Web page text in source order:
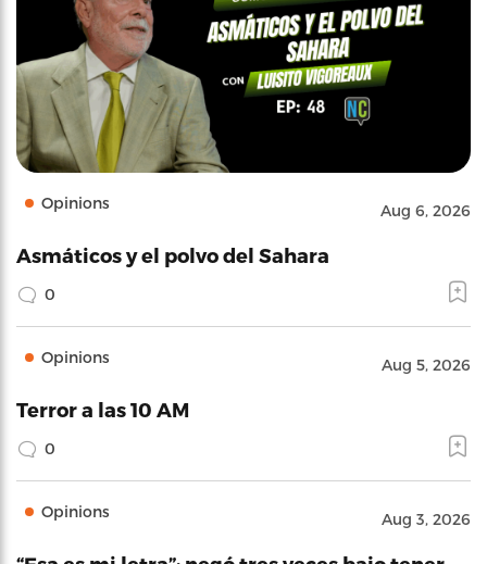
Opinions Aug 6, 2026
Asmáticos y el polvo del Sahara
0
Opinions Aug 5, 2026
Terror a las 10 AM
0
Opinions Aug 3, 2026